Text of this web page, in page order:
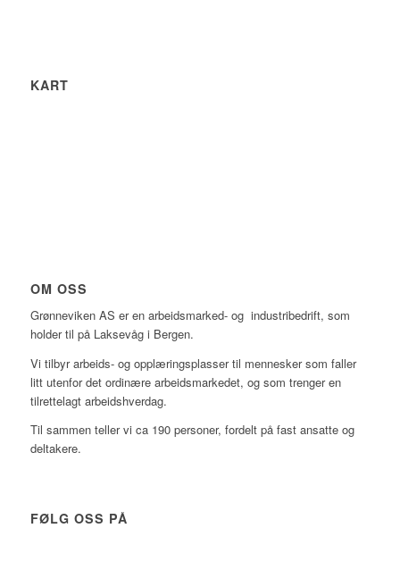
KART
OM OSS
Grønneviken AS er en arbeidsmarked- og industribedrift, som
holder til på Laksevåg i Bergen.
Vi tilbyr arbeids- og opplæringsplasser til mennesker som faller
litt utenfor det ordinære arbeidsmarkedet, og som trenger en
tilrettelagt arbeidshverdag.
Til sammen teller vi ca 190 personer, fordelt på fast ansatte og
deltakere.
FØLG OSS PÅ